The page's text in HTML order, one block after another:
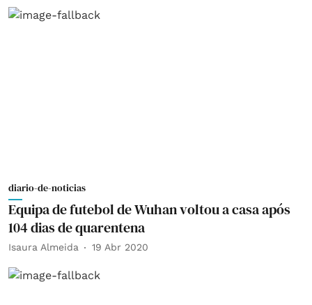
diario-de-noticias
Equipa de futebol de Wuhan voltou a casa após
104 dias de quarentena
Isaura Almeida 19 Abr 2020